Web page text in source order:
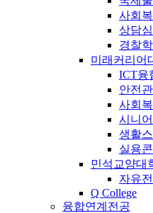
사회
상담
경찰
미래커리어
ICT융
안전
사회
시니
생활
실용
민석교양대
자유
Q College
융합연계전공